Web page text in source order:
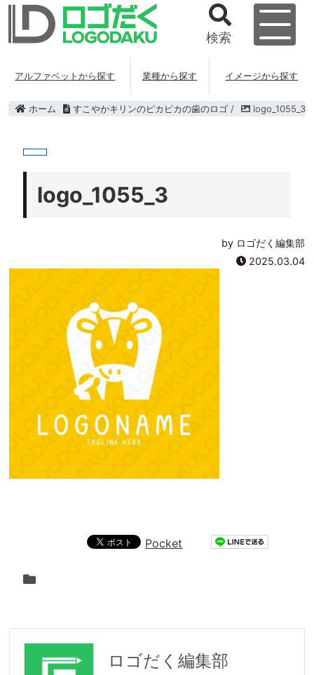
検索
アルファベットから探す 業種から探す イメージから探す
ホーム すこやかキリンのピカピカの歯のロゴ / logo_1055_3
logo_1055_3
by ロゴだく編集部
2025.03.04
Pocket
ロゴだく編集部